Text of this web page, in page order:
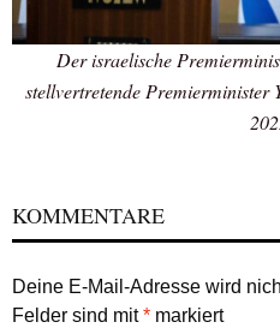
Der israelische
stellvertretende
KOMMENTARE
Deine E-Mail-Adresse wird
Felder sind mit* markiert